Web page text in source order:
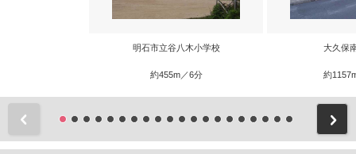
明石市立谷八木小学校
約455m／6分
大久保
約